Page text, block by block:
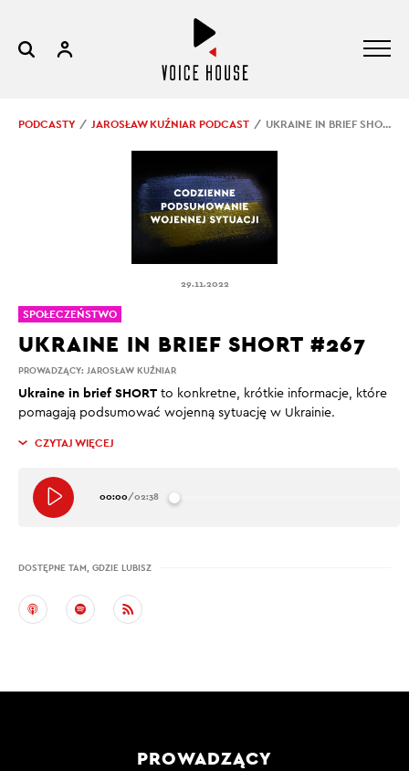
PODCASTY JAROSŁAW KUŹNIAR PODCAST UKRAINE IN BRIEF SHORT #267
29.11.2022
PROWADZĄCY: JAROSŁAW KUŹNIAR
UKRAINE IN BRIEF SHORT #267
Ukraine in brief SHORT to konkretne, krótkie informacje, które
pomagają podsumować wojenną sytuację w Ukrainie.
CZYTAJ WIĘCEJ
00:00/02:38
DOSTĘPNE TAM, GDZIE LUBISZ
SPOŁECZEŃSTWO
PROWADZĄCY